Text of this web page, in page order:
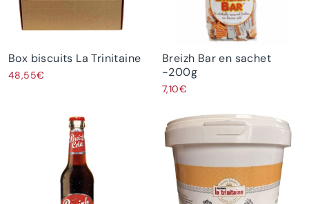
Box biscuits La Trinitaine
48,55€
Breizh Bar en sachet
-200g
7,10€